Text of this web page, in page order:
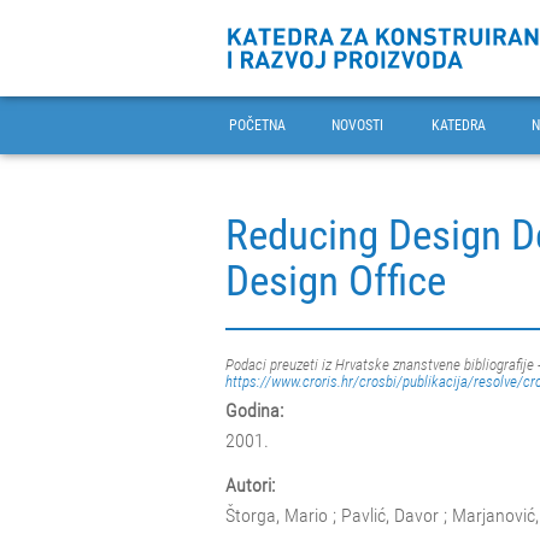
POČETNA NOVOSTI KATEDRA
Reducing Design
Design Office
Podaci preuzeti iz Hrvatske znanstvene bibliografije
https://www.croris.hr/crosbi/publikacija/resolve/
Godina:
2001.
Autori:
Štorga, Mario ; Pavlić, Davor ;